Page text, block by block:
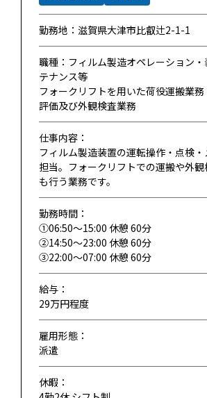
勤務地：滋賀県⼤津市⽐叡辻2-1-1
職種：フィルム製造オペレーション
テナンス等
フォークリフトを⽤いた荷役運搬業
評価及び外観検査業務
仕事内容：
フィルム製造装置の運転操作・点検
担当。フォークリフトでの運搬や外
も行う業務です。
勤務時間：
①06:50～15:00 休憩 60分
②14:50～23:00 休憩 60分
③22:00～07:00 休憩 60分
給与：
29万円程度
雇用形態：
派遣
休暇：